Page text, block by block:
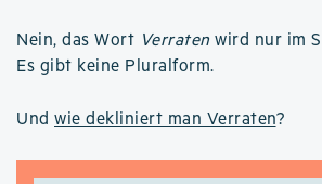
Nein, das Wort Verraten wird nur im
Es gibt keine Pluralform.
Und wie dekliniert man Verraten?